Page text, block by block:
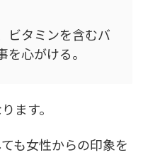
ビタミンを含むバ
心がける。
ます。
も女性からの印象を